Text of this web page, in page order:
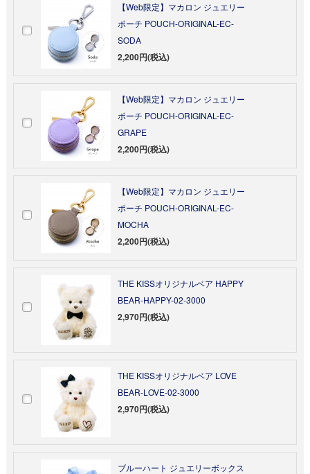
【Web限定】マカロン ジュエリー
ポーチ POUCH-ORIGINAL-EC-
SODA
2,200円(税込)
【Web限定】マカロン ジュエリー
ポーチ POUCH-ORIGINAL-EC-
GRAPE
2,200円(税込)
【Web限定】マカロン ジュエリー
ポーチ POUCH-ORIGINAL-EC-
MOCHA
2,200円(税込)
THE KISSオリジナルベア HAPPY
BEAR-HAPPY-02-3000
2,970円(税込)
THE KISSオリジナルベア LOVE
BEAR-LOVE-02-3000
2,970円(税込)
ブルーハート ジュエリーボックス